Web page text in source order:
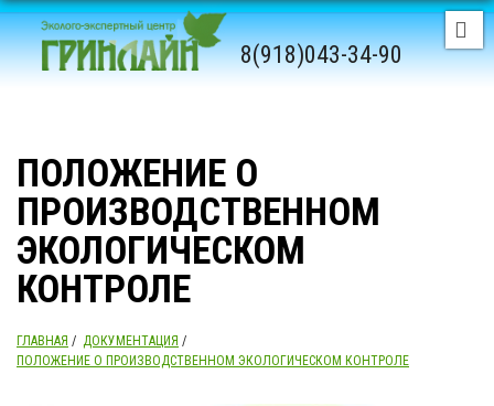
8(918)043-34-90
ПОЛОЖЕНИЕ О
ПРОИЗВОДСТВЕННОМ
ЭКОЛОГИЧЕСКОМ
КОНТРОЛЕ
ГЛАВНАЯ / ДОКУМЕНТАЦИЯ /
ПОЛОЖЕНИЕ О ПРОИЗВОДСТВЕННОМ ЭКОЛОГИЧЕСКОМ КОНТРОЛЕ